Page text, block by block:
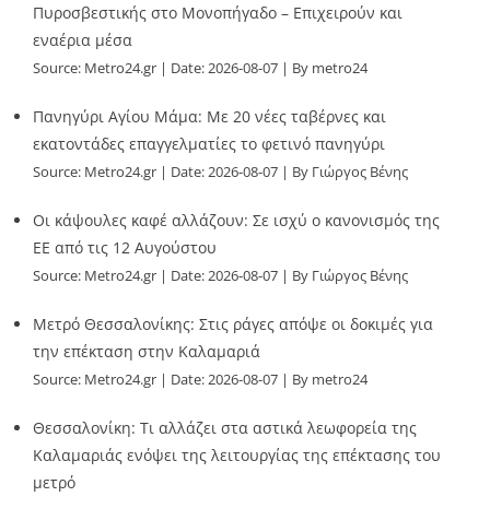
Πυροσβεστικής στο Μονοπήγαδο – Επιχειρούν και
εναέρια μέσα
Source: Metro24.gr Date: 2026-08-07 By metro24
Πανηγύρι Αγίου Μάμα: Με 20 νέες ταβέρνες και
εκατοντάδες επαγγελματίες το φετινό πανηγύρι
Source: Metro24.gr Date: 2026-08-07 By Γιώργος Βένης
Οι κάψουλες καφέ αλλάζουν: Σε ισχύ ο κανονισμός της
ΕΕ από τις 12 Αυγούστου
Source: Metro24.gr Date: 2026-08-07 By Γιώργος Βένης
Μετρό Θεσσαλονίκης: Στις ράγες απόψε οι δοκιμές για
την επέκταση στην Καλαμαριά
Source: Metro24.gr Date: 2026-08-07 By metro24
Θεσσαλονίκη: Τι αλλάζει στα αστικά λεωφορεία της
Καλαμαριάς ενόψει της λειτουργίας της επέκτασης του
μετρό